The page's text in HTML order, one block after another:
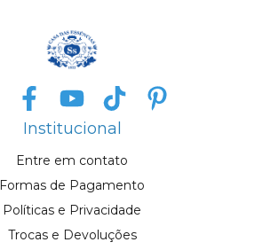
Institucional
Entre em contato
Formas de Pagamento
Políticas e Privacidade
Trocas e Devoluções